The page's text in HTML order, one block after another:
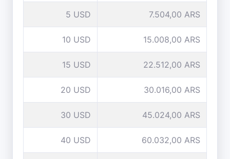
5 USD 7.504,00 ARS
10 USD 15.008,00 ARS
15 USD 22.512,00 ARS
20 USD 30.016,00 ARS
30 USD 45.024,00 ARS
40 USD 60.032,00 ARS